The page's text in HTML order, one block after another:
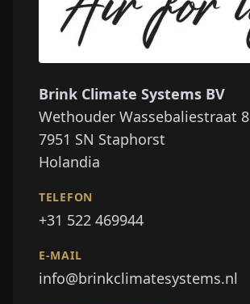
Brink Climate Systems BV
Wethouder Wassebaliestraat 8
7951 SN Staphorst
Holandia
TELEFON
+31 522 469944
E-MAIL
info@brinkclimatesystems.nl